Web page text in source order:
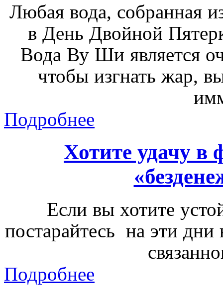
Любая вода, собранная
в День Двойной
Вода Ву Ши является
чтобы изгнать жар,
Подробнее
Хотите удачу в
Если вы хотите
постарайтесь на эти дни
Подробнее